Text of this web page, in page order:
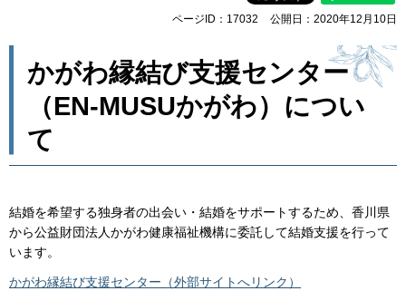
ページID：17032 公開日：2020年12月10日
かがわ縁結び支援センター
（EN‐MUSUかがわ）につい
て
結婚を希望する独身者の出会い・結婚をサポートするため、香川県
から公益財団法人かがわ健康福祉機構に委託して結婚支援を行って
います。
かがわ縁結び支援センター（外部サイトへリンク）